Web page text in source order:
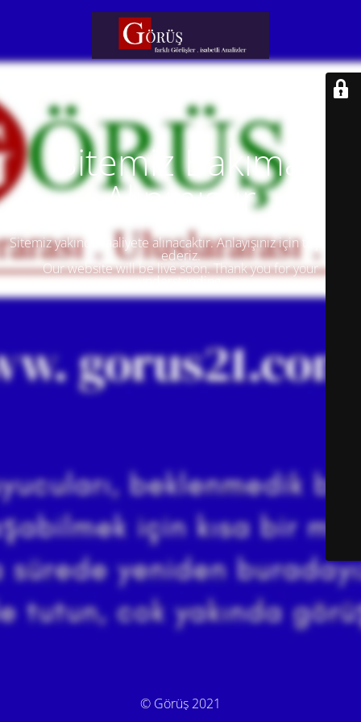
Sitemiz Bakıma
Alınmıştır
Sitemiz yakında faaliyete alınacaktır. Anlayışınız için teşekkür
ederiz.
Our website will be live soon. Thank you for your
understanding.
© Görüş 2021